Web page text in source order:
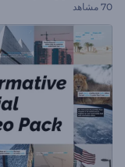
70 مشاهد